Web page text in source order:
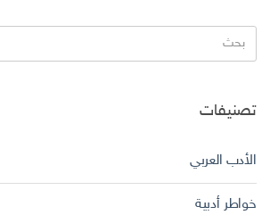
البحث
عن:
تصنيفات
الأدب العربي
خواطر أدبية